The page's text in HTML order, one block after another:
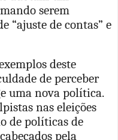
serem
“ajuste de contas” e
deste
de perceber
uma nova política.
nas eleições
de políticas de
pela